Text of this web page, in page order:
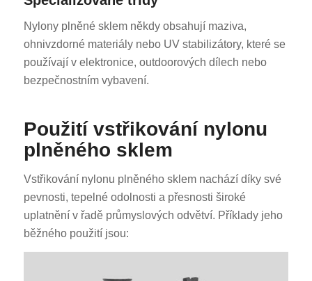
Nylony plněné sklem někdy obsahují maziva,
ohnivzdorné materiály nebo UV stabilizátory, které se
používají v elektronice, outdoorových dílech nebo
bezpečnostním vybavení.
Použití vstřikování nylonu
plněného sklem
Vstřikování nylonu plněného sklem nachází díky své
pevnosti, tepelné odolnosti a přesnosti široké
uplatnění v řadě průmyslových odvětví. Příklady jeho
běžného použití jsou: